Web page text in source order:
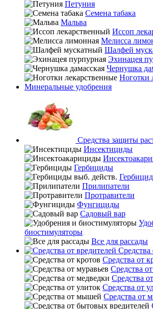
Петуния
Семена табака
Мальва
Иссоп
Мелисса
Шалфей
Эхинацея
Чернушка
Ноготки
Минеральные удобрения
Средства защиты
Инсектициды
Гербициды
Прилипатели
Протравители
Фунгициды
Садовый вар
биостимуляторы
Все для рассады
Средства
Средства от
Средства
Средства
Средства от
Средства от